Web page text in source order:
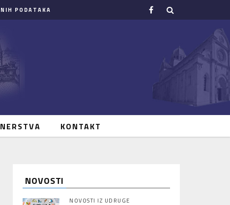
PODATAKA
KONTAKT
NOVOSTI
NOVOSTI IZ UDRUGE